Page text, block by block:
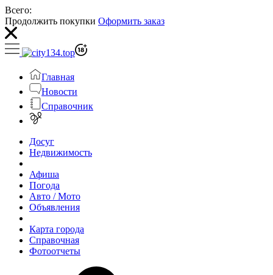
Всего:
Продолжить покупки Оформить заказ
Главная
Новости
Справочник
Досуг
Недвижимость
Афиша
Погода
Авто / Мото
Объявления
Карта города
Справочная
Фотоотчеты